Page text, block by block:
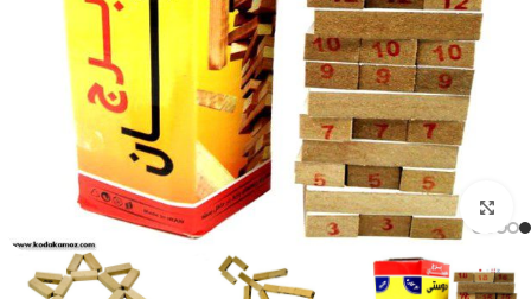
بزرگنمایی تصویر